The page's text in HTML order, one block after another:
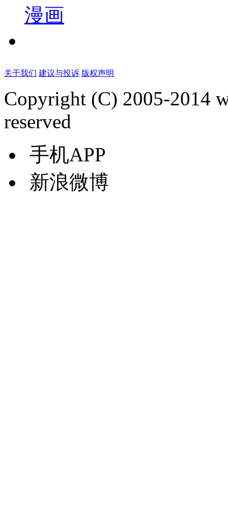
漫画
关于我们 建议与投诉 版权声明
Copyright (C) 2005-2014
reserved
手机APP
新浪微博